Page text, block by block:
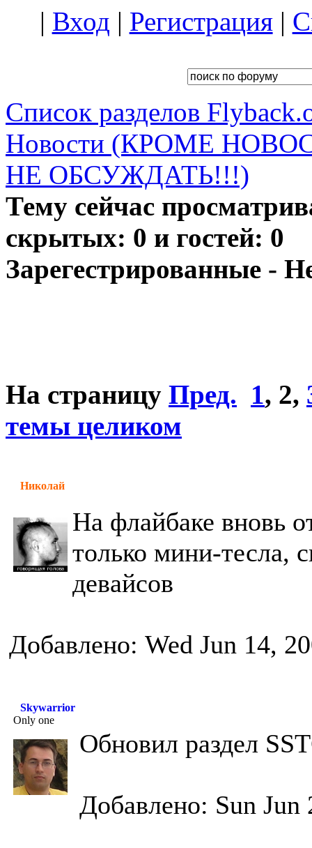
| Вход | Регистрация|
Список разделов
Новости (КРОМЕ
НЕ ОБСУЖДАТЬ!!!)
Тему сейчас
скрытых: 0 и гостей: 0
Зарегестрированные -
На страницу Пред. 1, 2,
темы целиком
Николай
На флайбаке вновь
только мини-тесла,
девайсов
Добавлено: Wed Jun 14,
Skywarrior
Only one
Обновил раздел
Добавлено: Sun Jun